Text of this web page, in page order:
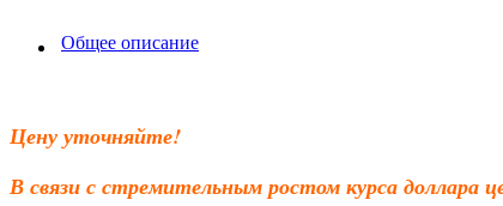
Общее описание
Цену уточняйте!
В связи с стремительным ростом курса